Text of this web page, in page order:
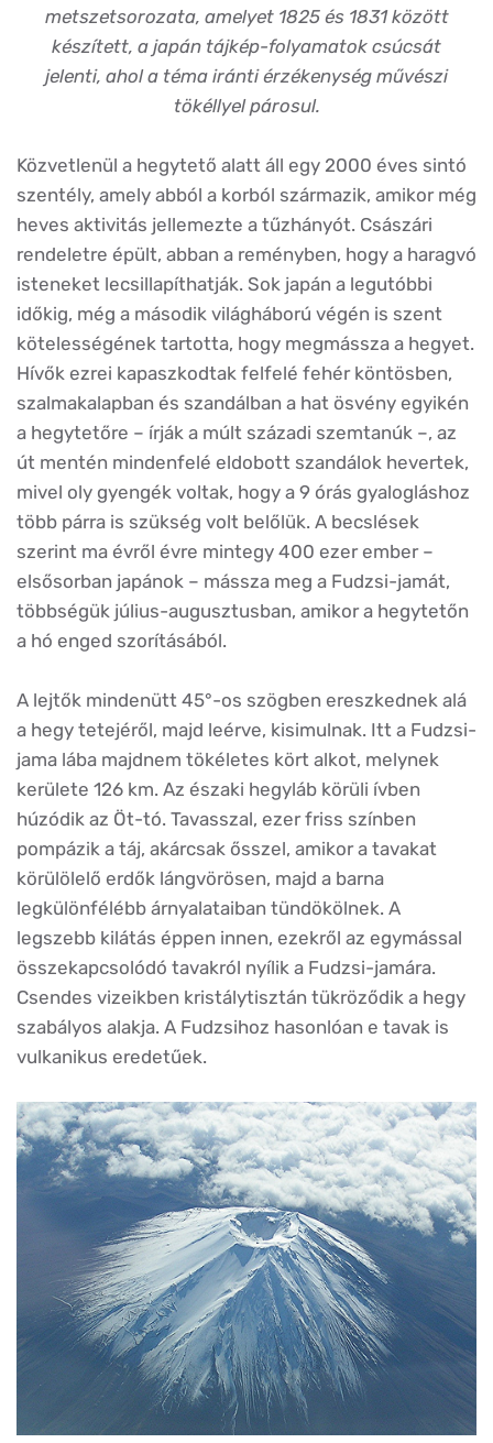
metszetsorozata, amelyet 1825 és 1831 között
készített, a japán tájkép-folyamatok csúcsát
jelenti, ahol a téma iránti érzékenység művészi
tökéllyel párosul.
Közvetlenül a hegytető alatt áll egy 2000 éves sintó
szentély, amely abból a korból származik, amikor még
heves aktivitás jellemezte a tűzhányót. Császári
rendeletre épült, abban a reményben, hogy a haragvó
isteneket lecsillapíthatják. Sok japán a legutóbbi
időkig, még a második világháború végén is szent
kötelességének tartotta, hogy megmássza a hegyet.
Hívők ezrei kapaszkodtak felfelé fehér köntösben,
szalmakalapban és szandálban a hat ösvény egyikén
a hegytetőre – írják a múlt századi szemtanúk –, az
út mentén mindenfelé eldobott szandálok hevertek,
mivel oly gyengék voltak, hogy a 9 órás gyalogláshoz
több párra is szükség volt belőlük. A becslések
szerint ma évről évre mintegy 400 ezer ember –
elsősorban japánok – mássza meg a Fudzsi-jamát,
többségük július-augusztusban, amikor a hegytetőn
a hó enged szorításából.
A lejtők mindenütt 45°-os szögben ereszkednek alá
a hegy tetejéről, majd leérve, kisimulnak. Itt a Fudzsi-
jama lába majdnem tökéletes kört alkot, melynek
kerülete 126 km. Az északi hegyláb körüli ívben
húzódik az Öt-tó. Tavasszal, ezer friss színben
pompázik a táj, akárcsak ősszel, amikor a tavakat
körülölelő erdők lángvörösen, majd a barna
legkülönfélébb árnyalataiban tündökölnek. A
legszebb kilátás éppen innen, ezekről az egymással
összekapcsolódó tavakról nyílik a Fudzsi-jamára.
Csendes vizeikben kristálytisztán tükröződik a hegy
szabályos alakja. A Fudzsihoz hasonlóan e tavak is
vulkanikus eredetűek.